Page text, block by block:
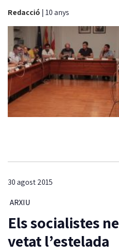
Redacció | 10 anys
30 agost 2015
ARXIU
Els socialistes
vetat l’estelada